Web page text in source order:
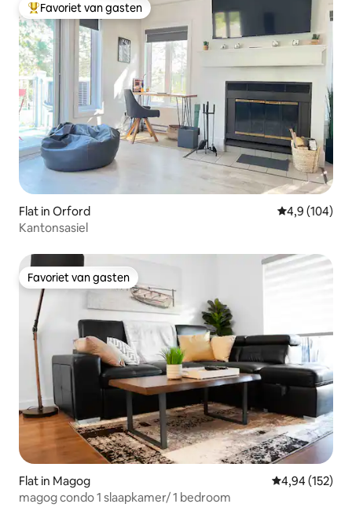
Topfavoriet van gasten
Favoriet van gasten
Flat in Orford Gemiddelde
4,9 (104)
Kantonsasiel
Favoriet van gasten
Favoriet van gasten
Flat in Magog Gemiddelde
4,94 (152)
magog condo 1 slaapkamer/ 1 bedroom